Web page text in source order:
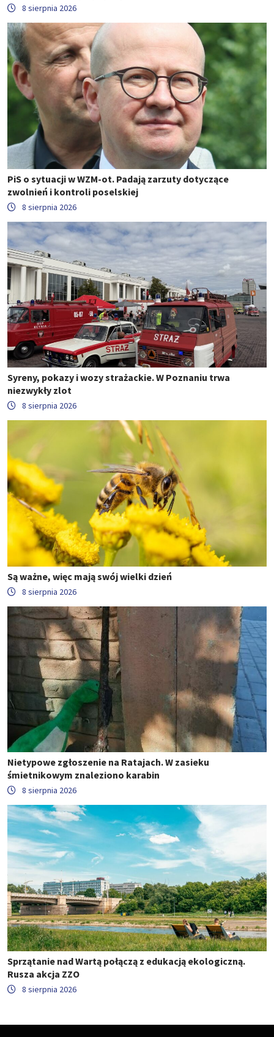
8 sierpnia 2026
PiS o sytuacji w WZM-ot. Padają zarzuty dotyczące
zwolnień i kontroli poselskiej
8 sierpnia 2026
Syreny, pokazy i wozy strażackie. W Poznaniu trwa
niezwykły zlot
8 sierpnia 2026
Są ważne, więc mają swój wielki dzień
8 sierpnia 2026
Nietypowe zgłoszenie na Ratajach. W zasieku
śmietnikowym znaleziono karabin
8 sierpnia 2026
Sprzątanie nad Wartą połączą z edukacją ekologiczną.
Rusza akcja ZZO
8 sierpnia 2026